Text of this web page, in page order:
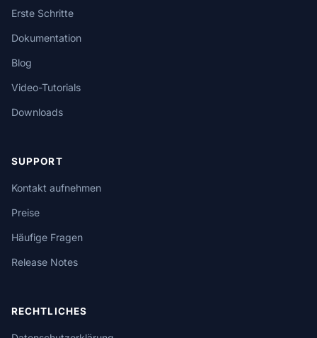
Erste Schritte
Dokumentation
Blog
Video-Tutorials
Downloads
SUPPORT
Kontakt aufnehmen
Preise
Häufige Fragen
Release Notes
RECHTLICHES